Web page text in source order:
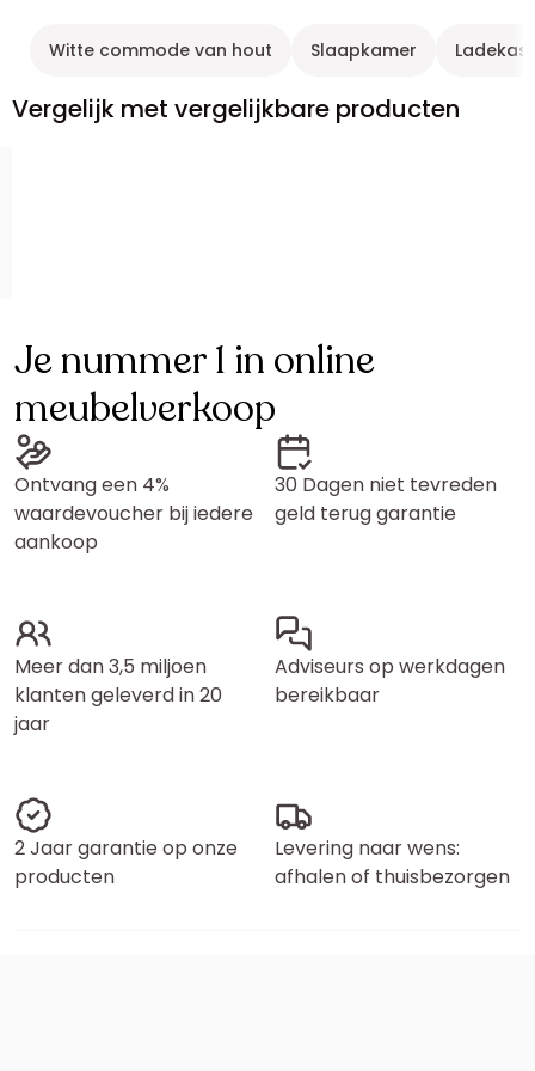
Witte commode van hout Slaapkamer
Vergelijk met vergelijkbare producten
Je nummer 1 in online
meubelverkoop
Ontvang een 4%
waardevoucher bij iedere
aankoop
30 Dagen niet tevreden
geld terug garantie
Meer dan 3,5 miljoen
klanten geleverd in 20
jaar
Adviseurs op werkdagen
bereikbaar
2 Jaar garantie op onze
producten
Levering naar wens:
afhalen of thuisbezorgen